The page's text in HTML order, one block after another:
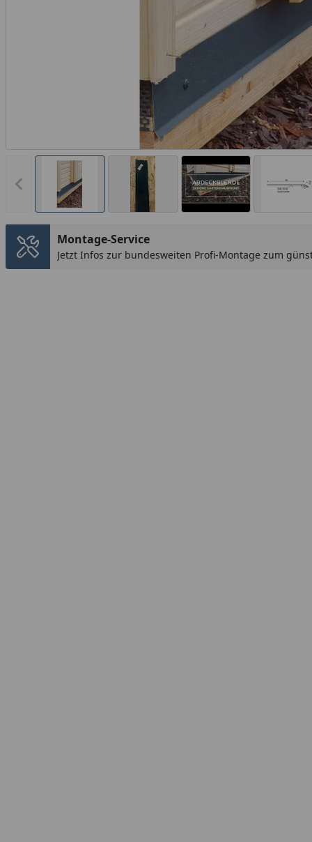
Vorheriges Bild anzeigen
Montage-Service
Jetzt Infos zur bundesweiten Profi-Montage zum